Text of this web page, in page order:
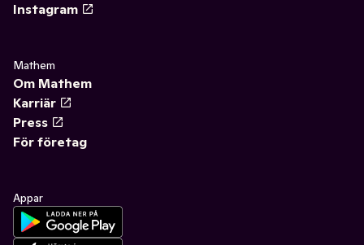
Instagram
Mathem
Om Mathem
Karriär
Press
För företag
Appar